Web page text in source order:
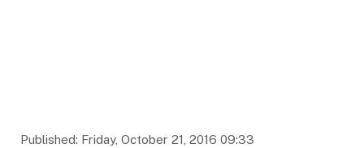
Published: Friday, October 21, 2016 09:33